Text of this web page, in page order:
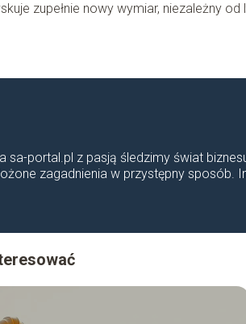
zupełnie nowy wymiar, niezależny
sa-portal.pl z pasją śledzimy świat
zagadnienia w przystępny sposób.